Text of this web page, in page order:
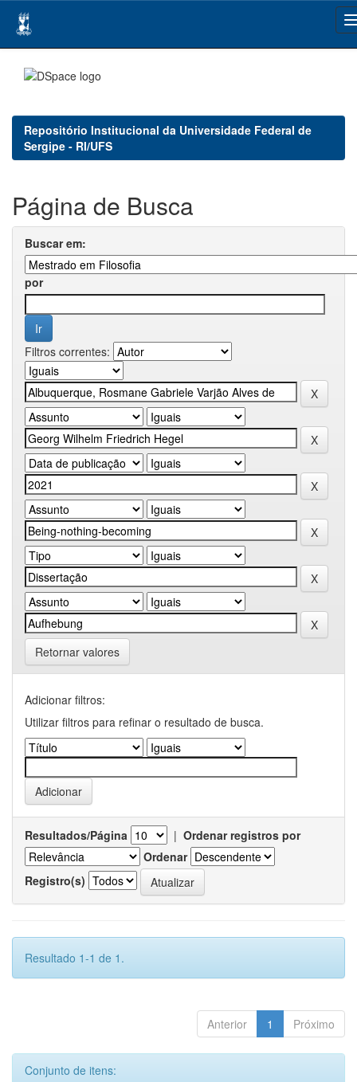
navigation
Repositório Institucional da Universidade Federal de
Sergipe - RI/UFS
Página de Busca
Buscar em:
por
Filtros correntes:
Retornar valores
Adicionar filtros:
Utilizar filtros para refinar o resultado de busca.
Resultados/Página | Ordenar registros por
Ordenar
Registro(s)
Resultado 1-1 de 1.
Anterior 1 Próximo
Conjunto de itens: